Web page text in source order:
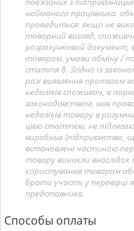
найманого працівника.
провадиться: якщо не
товарний вигляд,
розрахунковий документ,
товаром. умови обміну /
стаття 8. Згідно із
разі виявлення протягом
недоліків споживач, в
законодавством, має
недоліків товару в
цією статтею, не
виробник (підприємство,
встановлені частиною
товару виникли
користування товаром
брати участь у перевірці
представника.
Способы оплаты